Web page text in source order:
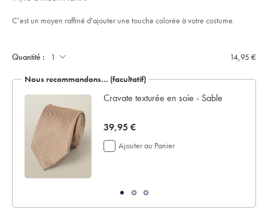
%E2%80%93-
C’est un moyen raffiné d'ajouter une touche colorée à votre costume.
Actions
cart
options
Quantité : 14,95 €
Nous recommandons… (facultatif)
Cravate texturée en soie - Sable
now
39,95
€
39,95 €
Ajouter au Panier